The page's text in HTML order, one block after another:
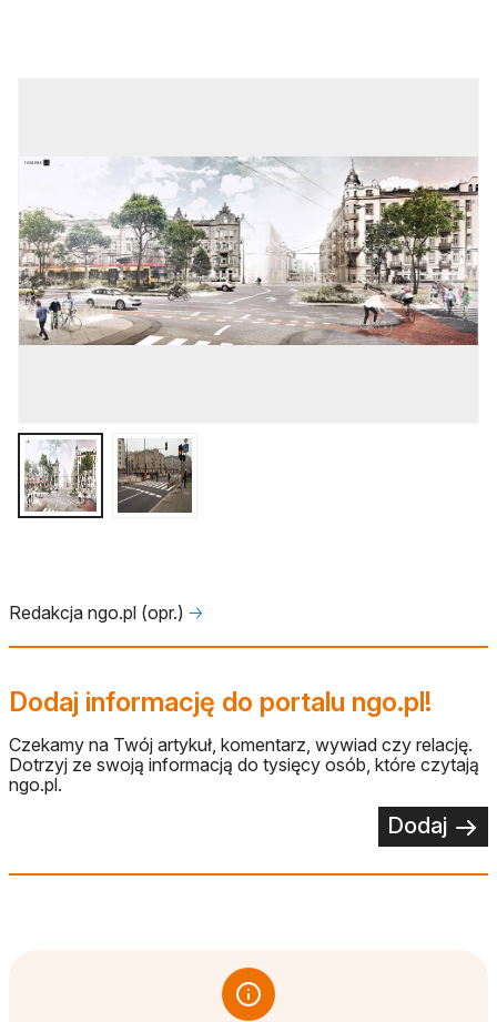
Redakcja ngo.pl (opr.) 🡢
Dodaj informację do portalu ngo.pl!
Czekamy na Twój artykuł, komentarz, wywiad czy relację.
Dotrzyj ze swoją informacją do tysięcy osób, które czytają
ngo.pl.
Dodaj